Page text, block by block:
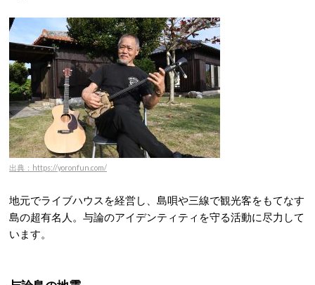
出典：https://yoronfun.com/
地元でライブハウスを経営し、島唄や三線で観光客をもてなす
島の超有名人。与論のアイデンティティを守る活動に尽力して
います。